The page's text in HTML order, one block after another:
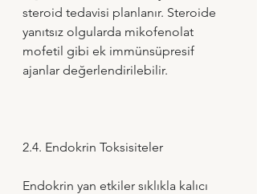
steroid tedavisi planlanır. Steroide
yanıtsız olgularda mikofenolat
mofetil gibi ek immünsüpresif
ajanlar değerlendirilebilir.
2.4. Endokrin Toksisiteler
Endokrin yan etkiler sıklıkla kalıcı